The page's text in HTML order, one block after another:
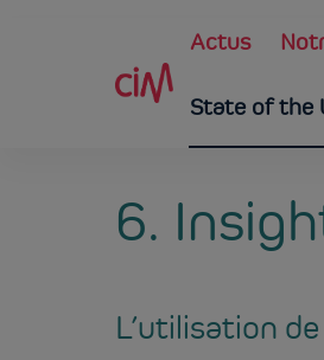
Main
Actus
State of the
6.
L’utilisation